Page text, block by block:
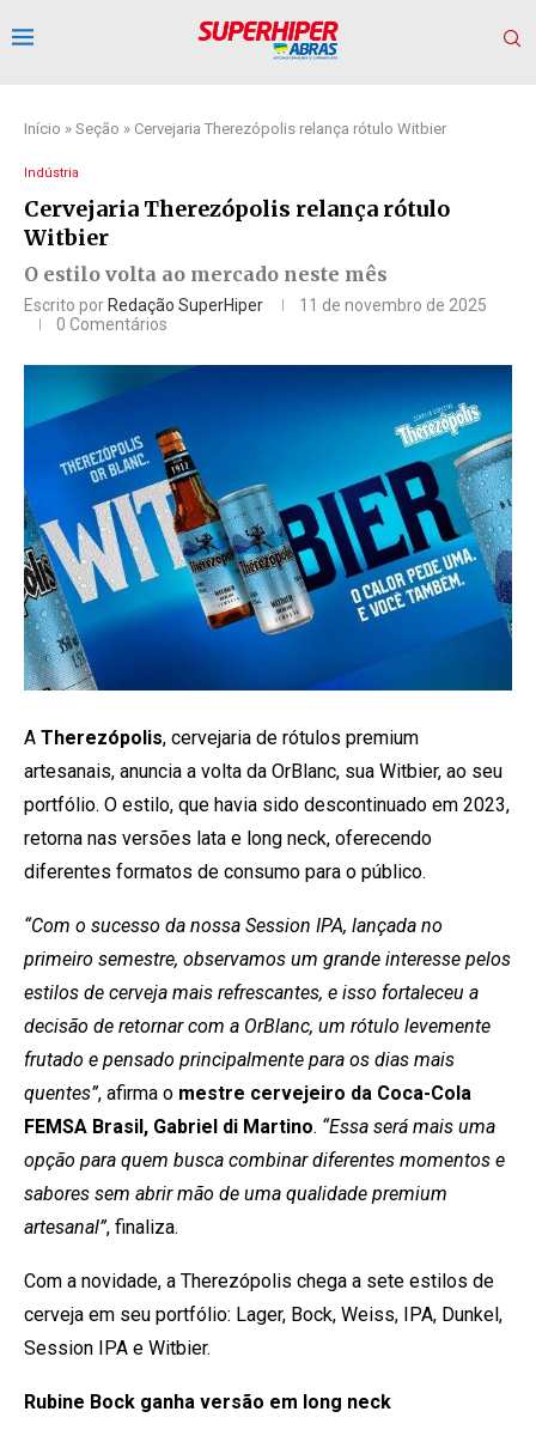
Início » Seção » Cervejaria Therezópolis relança rótulo Witbier
Indústria
Cervejaria Therezópolis relança rótulo
Witbier
O estilo volta ao mercado neste mês
Escrito porRedação SuperHiper
11 de novembro de 2025
0 Comentários
A Therezópolis, cervejaria de rótulos premium
artesanais, anuncia a volta da OrBlanc, sua Witbier, ao seu
portfólio. O estilo, que havia sido descontinuado em 2023,
retorna nas versões lata e long neck, oferecendo
diferentes formatos de consumo para o público.
“Com o sucesso da nossa Session IPA, lançada no
primeiro semestre, observamos um grande interesse pelos
estilos de cerveja mais refrescantes, e isso fortaleceu a
decisão de retornar com a OrBlanc, um rótulo levemente
frutado e pensado principalmente para os dias mais
quentes”, afirma o mestre cervejeiro da Coca-Cola
FEMSA Brasil, Gabriel di Martino. “Essa será mais uma
opção para quem busca combinar diferentes momentos e
sabores sem abrir mão de uma qualidade premium
artesanal”, finaliza.
Com a novidade, a Therezópolis chega a sete estilos de
cerveja em seu portfólio: Lager, Bock, Weiss, IPA, Dunkel,
Session IPA e Witbier.
Rubine Bock ganha versão em long neck